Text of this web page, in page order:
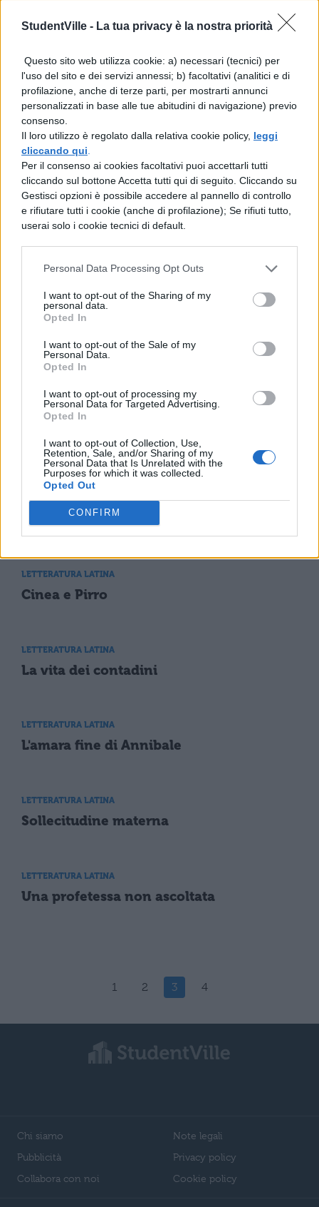
StudentVille - La tua privacy è la nostra priorità
Questo sito web utilizza cookie: a) necessari (tecnici) per
l'uso del sito e dei servizi annessi; b) facoltativi (analitici e di
profilazione, anche di terze parti, per mostrarti annunci
personalizzati in base alle tue abitudini di navigazione) previo
consenso.
Il loro utilizzo è regolato dalla relativa cookie policy, leggi
cliccando qui
Per il consenso ai cookies facoltativi puoi accettarli tutti
cliccando sul bottone Accetta tutti qui di seguito. Cliccando su
Gestisci opzioni è possibile accedere al pannello di controllo
e rifiutare tutti i cookie (anche di profilazione); Se rifiuti tutto,
userai solo i cookie tecnici di default.
Personal Data Processing Opt Outs
I want to opt-out of the Sharing of my
personal data.
Opted In
I want to opt-out of the Sale of my
Personal Data.
Opted In
I want to opt-out of processing my
Personal Data for Targeted Advertising.
Opted In
I want to opt-out of Collection, Use,
Retention, Sale, and/or Sharing of my
Personal Data that Is Unrelated with the
Purposes for which it was collected.
Opted Out
CONFIRM
De fabulosis equis
LETTERATURA LATINA
Attico escluso dalle proscrizioni
LETTERATURA LATINA
La guerra contro Pirro
LETTERATURA LATINA
La notizia della vittoria
LETTERATURA LATINA
Elogio di Pirro, re dell'Epiro
LETTERATURA LATINA
No Title
LETTERATURA LATINA
De integra agricolarum vita
LETTERATURA LATINA
Cinea e Pirro
LETTERATURA LATINA
La vita dei contadini
LETTERATURA LATINA
L'amara fine di Annibale
LETTERATURA LATINA
Sollecitudine materna
LETTERATURA LATINA
Una profetessa non ascoltata
1 2 3 4
Chi siamo
Pubblicità
Collabora con noi
Note legali
Privacy policy
Cookie policy